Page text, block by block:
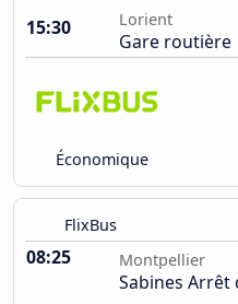
15:30
Lorient
Gare routière
Économique
FlixBus
08:25 Montpellier
Sabines Arrêt